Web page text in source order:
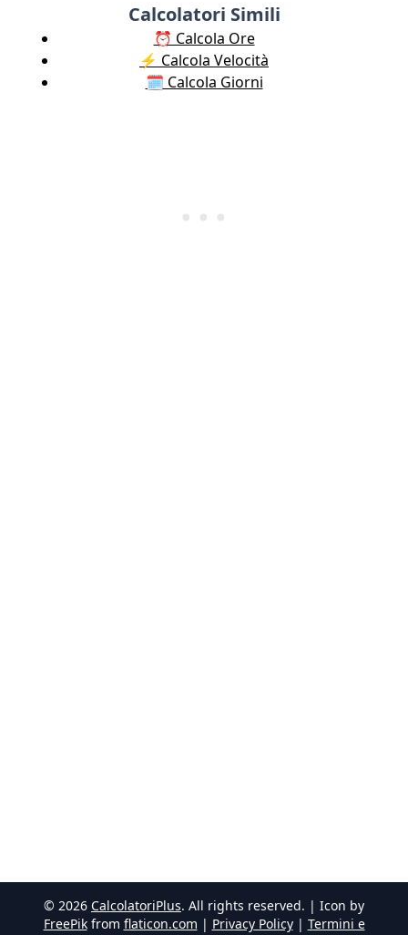
Calcolatori Simili
⏰ Calcola Ore
⚡️ Calcola Velocità
🗓️ Calcola Giorni
© 2026 CalcolatoriPlus. All rights reserved. | Icon by
FreePik from flaticon.com | Privacy Policy| Termini e